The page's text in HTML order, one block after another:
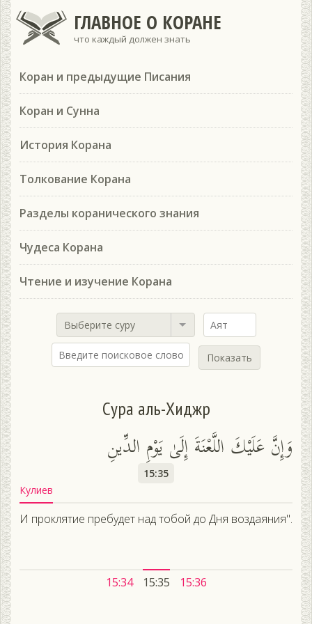
ГЛАВНОЕ О КОРАНЕ
что каждый должен знать
Коран и предыдущие Писания
Коран и Сунна
История Корана
Толкование Корана
Разделы коранического знания
Чудеса Корана
Чтение и изучение Корана
Выберите суру
Показать
Сура аль-Хиджр
وَإِنَّ عَلَيْكَ اللَّعْنَةَ إِلَىٰ يَوْمِ الدِّينِ
15:35
Кулиев
И проклятие пребудет над тобой до Дня воздаяния".
15:34 15:35 15:36